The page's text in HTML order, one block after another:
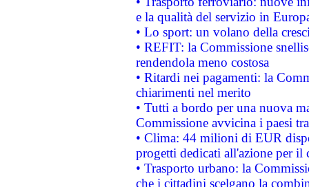
e la qualità del servizio in
• Lo sport: un volano della
• REFIT: la Commissione
rendendola meno costosa
• Ritardi nei pagamenti: la
chiarimenti nel merito
• Tutti a bordo per una nuova
Commissione avvicina i paesi
• Clima: 44 milioni di EUR
progetti dedicati all'azione per il
• Trasporto urbano: la
che i cittadini scelgano la